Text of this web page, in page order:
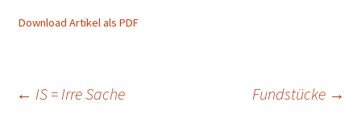
Download Artikel als PDF
Beitragsnavigation
← IS = Irre Sache Fundstücke →